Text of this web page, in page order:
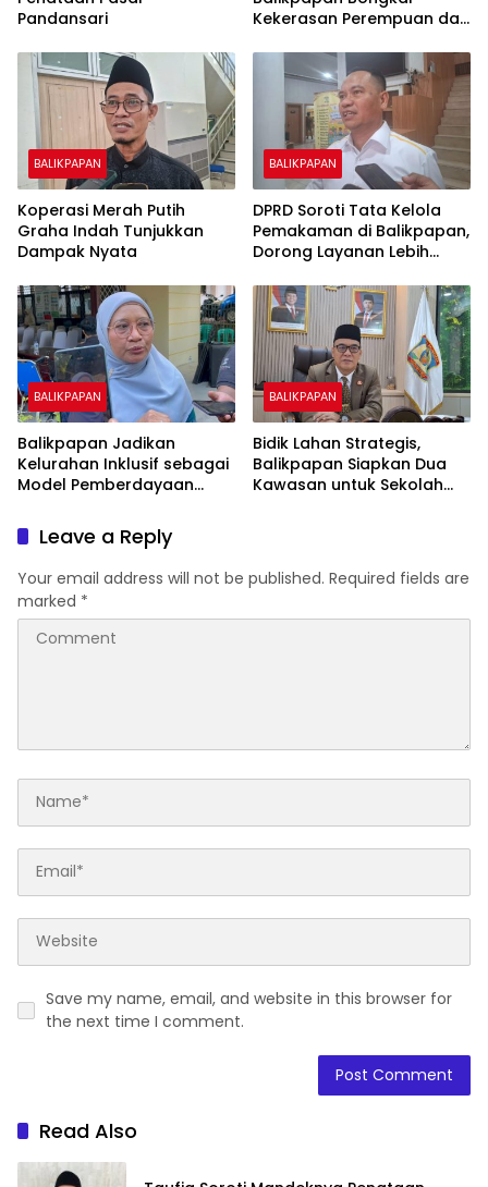
Pandansari
Kekerasan Perempuan dan
BALIKPAPAN
Koperasi Merah Putih
Graha Indah Tunjukkan
Dampak Nyata
BALIKPAPAN
DPRD Soroti Tata Kelola
Pemakaman di Balikpapan,
Dorong Layanan Lebih
Biaya Warga
BALIKPAPAN
Balikpapan Jadikan
Kelurahan Inklusif sebagai
Model Pemberdayaan
BALIKPAPAN
Bidik Lahan Strategis,
Balikpapan Siapkan Dua
Kawasan untuk Sekolah
Leave a Reply
Your email address will not be published. Required fields are
marked *
Save my name, email, and website in this browser for
the next time I comment.
Read Also